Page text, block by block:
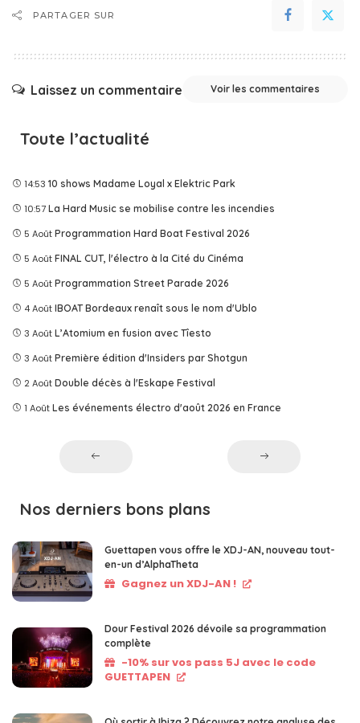
PARTAGER SUR
Laissez un commentaire Voir les commentaires
Toute l’actualité
14:53 10 shows Madame Loyal x Elektric Park
10:57 La Hard Music se mobilise contre les incendies
5 Août Programmation Hard Boat Festival 2026
5 Août FINAL CUT, l'électro à la Cité du Cinéma
5 Août Programmation Street Parade 2026
4 Août IBOAT Bordeaux renaît sous le nom d'Ublo
3 Août L’Atomium en fusion avec Tîesto
3 Août Première édition d'Insiders par Shotgun
2 Août Double décès à l'Eskape Festival
1 Août Les événements électro d'août 2026 en France
Nos derniers bons plans
Guettapen vous offre le XDJ-AN, nouveau tout-
en-un d’AlphaTheta
Gagnez un XDJ-AN !
Dour Festival 2026 dévoile sa programmation
complète
-10% sur vos pass 5J avec le code
GUETTAPEN